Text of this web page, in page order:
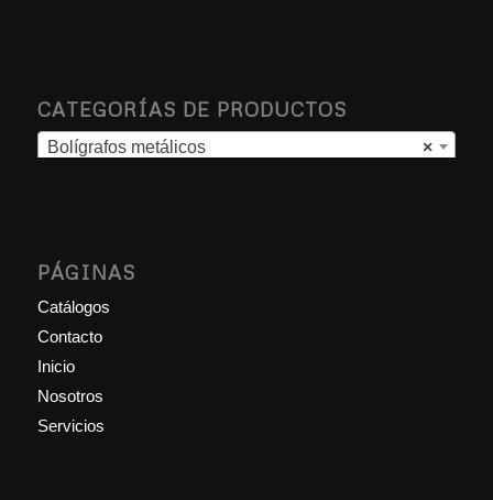
CATEGORÍAS DE PRODUCTOS
×
Bolígrafos metálicos
PÁGINAS
Catálogos
Contacto
Inicio
Nosotros
Servicios